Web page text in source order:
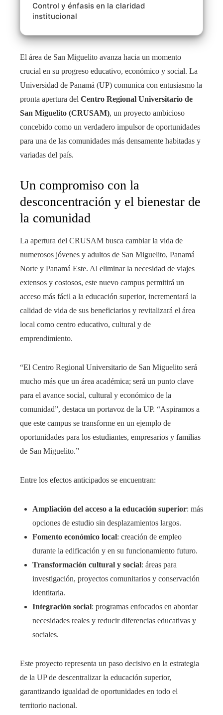
Control y énfasis en la claridad
institucional
El área de San Miguelito avanza hacia un momento
crucial en su progreso educativo, económico y social. La
Universidad de Panamá (UP) comunica con entusiasmo la
pronta apertura del Centro Regional Universitario de
San Miguelito (CRUSAM), un proyecto ambicioso
concebido como un verdadero impulsor de oportunidades
para una de las comunidades más densamente habitadas y
variadas del país.
Un compromiso con la
desconcentración y el bienestar de
la comunidad
La apertura del CRUSAM busca cambiar la vida de
numerosos jóvenes y adultos de San Miguelito, Panamá
Norte y Panamá Este. Al eliminar la necesidad de viajes
extensos y costosos, este nuevo campus permitirá un
acceso más fácil a la educación superior, incrementará la
calidad de vida de sus beneficiarios y revitalizará el área
local como centro educativo, cultural y de
emprendimiento.
“El Centro Regional Universitario de San Miguelito será
mucho más que un área académica; será un punto clave
para el avance social, cultural y económico de la
comunidad”, destaca un portavoz de la UP. “Aspiramos a
que este campus se transforme en un ejemplo de
oportunidades para los estudiantes, empresarios y familias
de San Miguelito.”
Entre los efectos anticipados se encuentran:
Ampliación del acceso a la educación superior: más
opciones de estudio sin desplazamientos largos.
Fomento económico local: creación de empleo
durante la edificación y en su funcionamiento futuro.
Transformación cultural y social: áreas para
investigación, proyectos comunitarios y conservación
identitaria.
Integración social: programas enfocados en abordar
necesidades reales y reducir diferencias educativas y
sociales.
Este proyecto representa un paso decisivo en la estrategia
de la UP de descentralizar la educación superior,
garantizando igualdad de oportunidades en todo el
territorio nacional.